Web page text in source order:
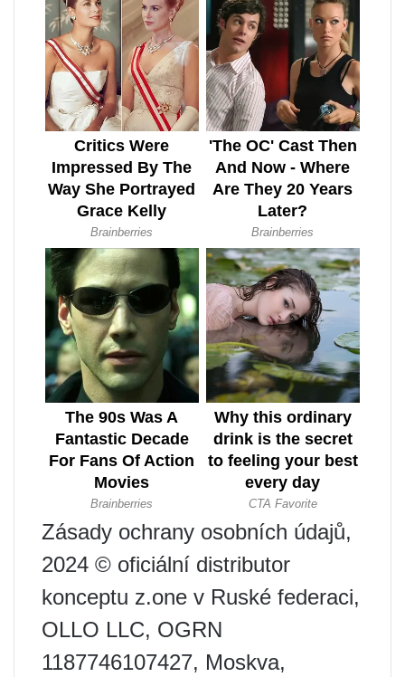
Zásady ochrany osobních údajů,
2024 © oficiální distributor
konceptu z.one v Ruské federaci,
OLLO LLC, OGRN
1187746107427, Moskva,